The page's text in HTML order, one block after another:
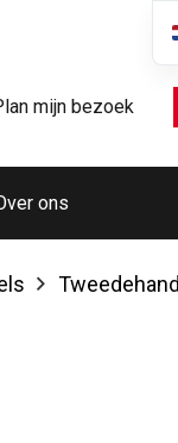
mijn bezoek
ons